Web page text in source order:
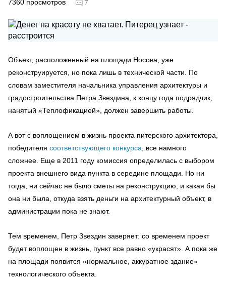
7360 просмотров 7
Объект, расположенный на площади Носова, уже
реконструируется, но пока лишь в технической части. По
словам заместителя начальника управления архитектуры и
градостроительства Петра Звездина, к концу года подрядчик,
нанятый «Теплофикацией», должен завершить работы.
А вот с воплощением в жизнь проекта питерского архитектора,
победителя соответствующего конкурса , все намного
сложнее. Еще в 2011 году комиссия определилась с выбором
проекта внешнего вида пункта в середине площади. Но ни
тогда, ни сейчас не было сметы на реконструкцию, и какая бы
она ни была, откуда взять деньги на архитектурный объект, в
администрации пока не знают.
Тем временем, Петр Звездин заверяет: со временем проект
будет воплощен в жизнь, пункт все равно «украсят». А пока же
на площади появится «нормальное, аккуратное здание»
технологического объекта.